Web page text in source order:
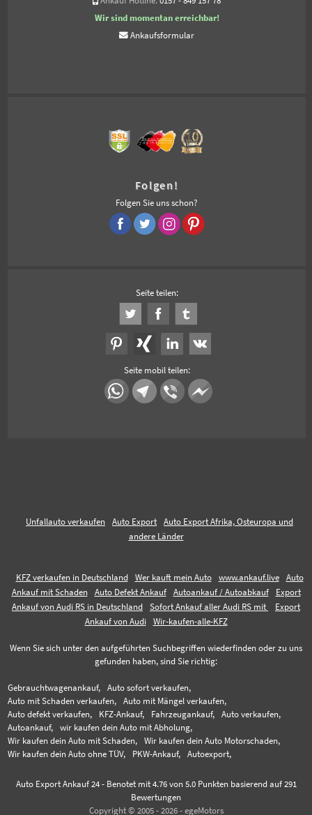
Wir sind momentan erreichbar!
Ankaufsformular
Folgen!
Folgen Sie uns schon?
Seite teilen:
Seite mobil teilen:
Unfallauto verkaufen Auto Export
Auto Export Afrika, Osteuropa und
andere Länder
KFZ verkaufen in Deutschland Wer kauft mein Auto www.ankauf.live
Auto
Ankauf mit Schaden
Auto Defekt Ankauf Autoankauf / Autoabkauf
Export
Ankauf von Audi RS in Deutschland
Sofort Ankauf aller Audi RS mit
Export
Ankauf von Audi
Wir-kaufen-alle-KFZ
Wenn Sie sich unter den aufgeführten Suchbegriffen wiederfinden oder zu uns
gefunden haben, sind Sie richtig:
Gebrauchtwagenankauf,
Auto sofort verkaufen,
Auto mit Schaden verkaufen,
Auto mit Mängel verkaufen,
Auto defekt verkaufen,
KFZ-Ankauf, Fahrzeugankauf,
Auto verkaufen,
Autoankauf,
wir kaufen dein Auto mit Abholung,
Wir kaufen dein Auto mit Schaden,
Wir kaufen dein Auto Motorschaden,
Wir kaufen dein Auto ohne TÜV,
PKW-Ankauf, Autoexport,
Auto Export Ankauf 24- Benotet mit 4.76von 5.0 Punkten basierend auf 291
Bewertungen
Copyright © 2005 - 2026 - egeMotors